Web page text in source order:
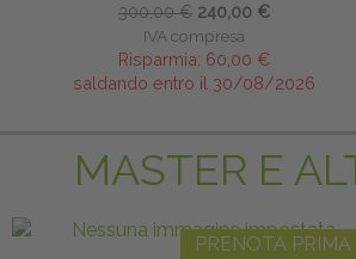
300,00 € 240,00 €
IVA compresa
Risparmia: 60,00 €
saldando entro il 30/08/2026
MASTER E
PRENOTA PRIMA